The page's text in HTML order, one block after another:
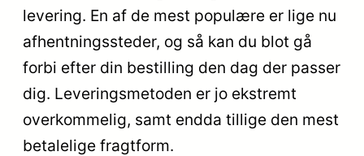
levering. En af de mest populære er lige nu
afhentningssteder, og så kan du blot gå
forbi efter din bestilling den dag der passer
dig. Leveringsmetoden er jo ekstremt
overkommelig, samt endda tillige den mest
betalelige fragtform.